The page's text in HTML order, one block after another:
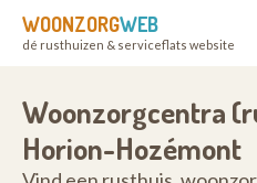
WOONZORGWEB
dé rusthuizen & serviceflats website
Woonzorgcentra
Horion-Hozémont